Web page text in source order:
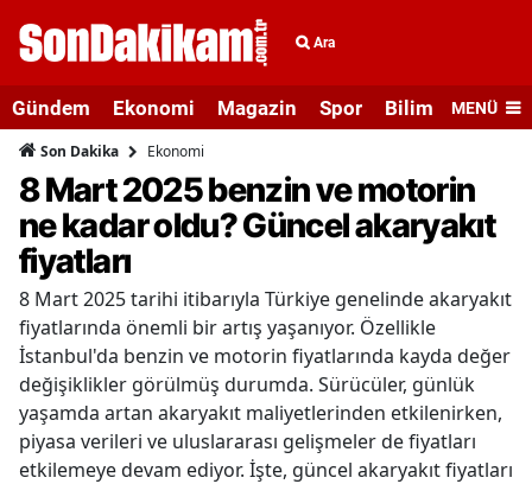
Ara
Gündem Ekonomi Magazin Spor Bilim veMENÜ
Son Dakika Ekonomi
8 Mart 2025 benzin ve motorin
ne kadar oldu? Güncel akaryakıt
fiyatları
8 Mart 2025 tarihi itibarıyla Türkiye genelinde akaryakıt
fiyatlarında önemli bir artış yaşanıyor. Özellikle
İstanbul'da benzin ve motorin fiyatlarında kayda değer
değişiklikler görülmüş durumda. Sürücüler, günlük
yaşamda artan akaryakıt maliyetlerinden etkilenirken,
piyasa verileri ve uluslararası gelişmeler de fiyatları
etkilemeye devam ediyor. İşte, güncel akaryakıt fiyatları